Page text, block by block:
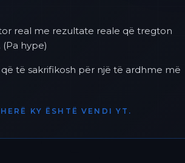
real me rezultate reale që tregton
(Pa hype)
të sakrifikosh për një të ardhme më
KY ËSHTË VENDI YT.